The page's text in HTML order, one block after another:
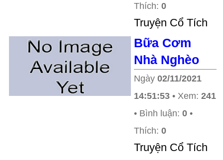
Thích: 0
Truyện Cổ Tích
Bữa Cơm
Nhà Nghèo
Ngày 02/11/2021
14:51:53 • Xem: 241
• Bình luận: 0 •
Thích: 0
Truyện Cổ Tích